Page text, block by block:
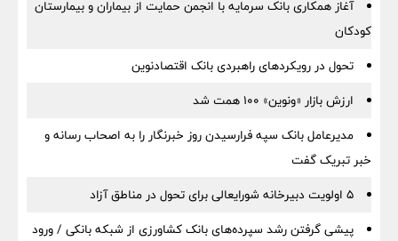
آغاز همکاری بانک سرمایه با انجمن حمایت از بیماران و بیمارستان
کودکان
تحول در رویکردهای راهبردی بانک اقتصادنوین
ارزش بازار «ونوین» 100 همت شد
مدیرعامل بانک سپه فرارسیدن روز خبرنگار را به اصحاب رسانه و
خبر تبریک گفت
5 اولویت دبیرخانه شورایعالی برای تحول در مناطق آزاد
پیشی گرفتن رشد سپرده‌های بانک کشاورزی از شبکه بانکی / ورود